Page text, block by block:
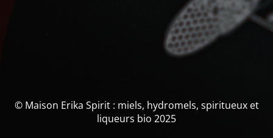
© Maison Erika Spirit : miels, hydromels, spiritueux et
liqueurs bio 2025